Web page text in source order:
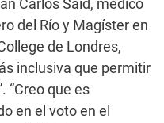
Carlos Said, médico
del Río y Magíster en
de Londres,
inclusiva que permitir
“Creo que es
en el voto en el